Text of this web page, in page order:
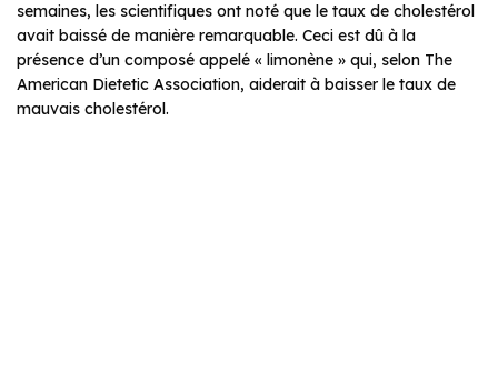
semaines, les scientifiques ont noté que le taux de cholestérol
avait baissé de manière remarquable. Ceci est dû à la
présence d’un composé appelé « limonène » qui, selon The
American Dietetic Association, aiderait à baisser le taux de
mauvais cholestérol.